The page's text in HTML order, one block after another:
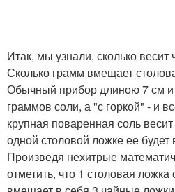
Итак, мы узнали, сколько весит
Сколько грамм вмещает
Обычный прибор длиною 7 см
граммов соли, а "с горкой" - и
крупная поваренная соль
одной столовой ложке ее
Произведя нехитрые
отметить, что 1 столовая